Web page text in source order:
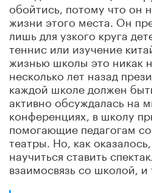
обойтись, потому что он
жизни этого места. Он
лишь для узкого круга
теннис или изучение
жизнью школы это никак
несколько лет назад
каждой школе должен
активно обсуждалась на
конференциях, в школу
помогающие педагогам
театры. Но, как
научиться ставить
взаимосвязь со школой, и